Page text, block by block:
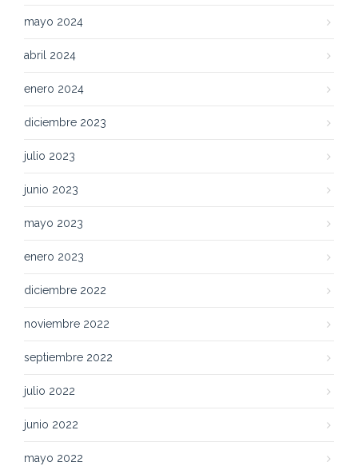
mayo 2024
abril 2024
enero 2024
diciembre 2023
julio 2023
junio 2023
mayo 2023
enero 2023
diciembre 2022
noviembre 2022
septiembre 2022
julio 2022
junio 2022
mayo 2022